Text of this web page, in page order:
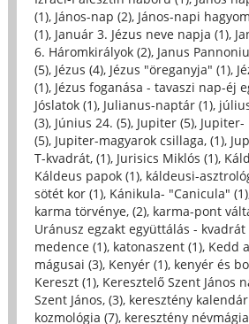
(1), János-nap (2), János-napi
(1), Január 3. Jézus neve napja (1),
6. Háromkirályok (2), Janus
(5), Jézus (4), Jézus "öreganyja" (1),
(1), Jézus foganása - tavaszi nap-éj
Jóslatok (1), Julianus-naptár (1),
(3), Június 24. (5), Jupiter (5), Jupiter-
(5), Jupiter-magyarok csillaga, (1),
T-kvadrát, (1), Jurisics Miklós (1),
Káldeus papok (1), káldeusi-
sötét kor (1), Kánikula- "Canicula" (1)
karma törvénye, (2), karma-pont
Uránusz egzakt együttálás - kvadrát
medence (1), katonaszent (1), Kedd
mágusai (3), Kenyér (1), kenyér és
Kereszt (1), Keresztelő Szent János
Szent János, (3), keresztény
kozmológia (7), keresztény